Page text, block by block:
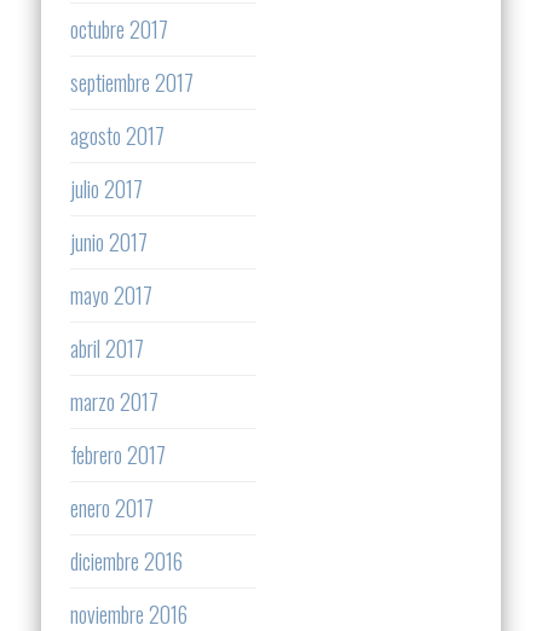
octubre 2017
septiembre 2017
agosto 2017
julio 2017
junio 2017
mayo 2017
abril 2017
marzo 2017
febrero 2017
enero 2017
diciembre 2016
noviembre 2016